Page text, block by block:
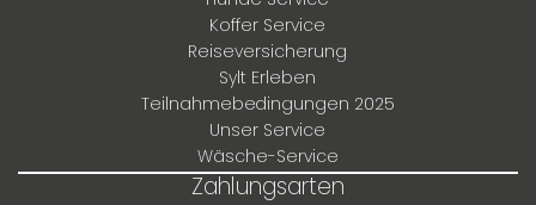
Koffer Service
Reiseversicherung
Sylt Erleben
Teilnahmebedingungen 2025
Unser Service
Wäsche-Service
Zahlungsarten